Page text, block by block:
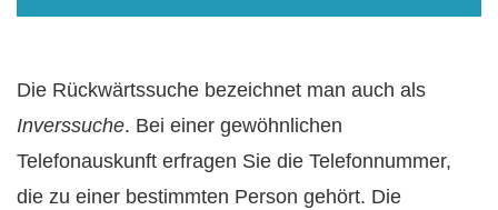
Die Rückwärtssuche bezeichnet man auch als
Inverssuche. Bei einer gewöhnlichen
Telefonauskunft erfragen Sie die Telefonnummer,
die zu einer bestimmten Person gehört. Die